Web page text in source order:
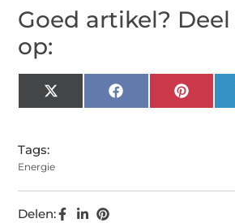
Goed artikel?
op:
X
(Twitter)
Facebook
Tags:
Energie
Delen: